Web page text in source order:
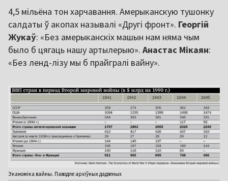
4,5 мільёна тон харчавання. Амерыканскую тушонку
салдаты ў акопах называлі «Другі фронт». Георгій
Жукаў: «Без амерыканскіх машын нам няма чым
было б цягаць нашу артылерыю». Анастас Мікаян:
«Без ленд-лізу мы б прайгралі вайну».
Эканоміка вайны. Паводле архіўных дадзеных